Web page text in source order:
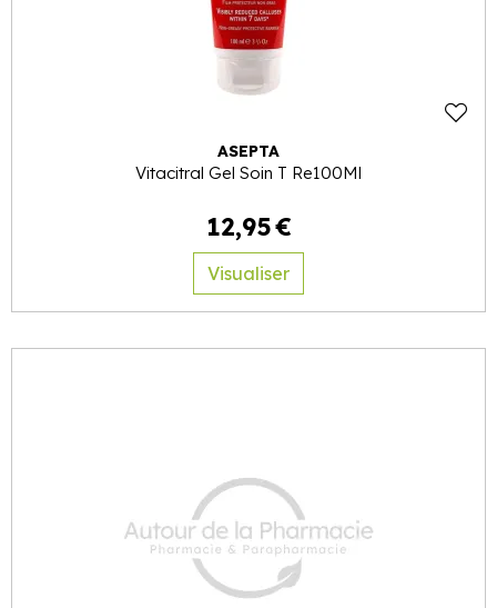
ASEPTA
Vitacitral Gel Soin T Re100Ml
12,95€
Visualiser